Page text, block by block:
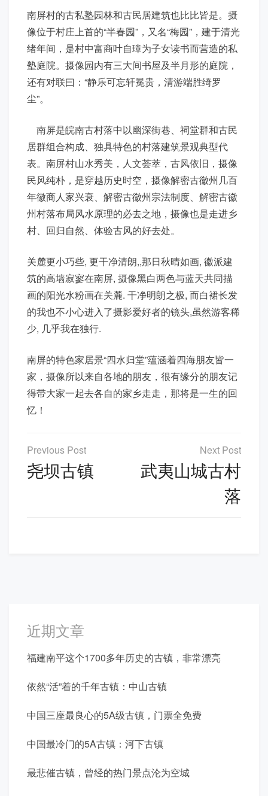
南屏村的古私塾园林和古民居建筑也比比皆是。摄
像位于村庄上首的“半春园”，又名“梅园”，建于清光
绪年间，是村中富商叶自璋为子女读书而营造的私
塾庭院。摄像园内有三大间书屋及半月形的庭院，
还有对联曰：“静乐可忘轩冕贵，清游端胜绮罗
尘”。
南屏是皖南古村落中以幽深街巷、祠堂群和古民
居群组合构成、独具特色的村落建筑景观典型代
表。南屏村山水秀美，人文荟萃，古风依旧，摄像
民风纯朴，是穿越历史时空，摄像解密古徽州几百
年徽商人家兴衰、解密古徽州宗法制度、解密古徽
州村落布局风水原理的必去之地，摄像也是走进乡
村、回归自然、体验古风的好去处。
关麓更小巧些, 更干净清朗,,那日秋晴如画, 徽派建
筑的高墙寂寥在南屏, 摄像黑白两色与蓝天共同描
画的阳光水粉画在关麓. 干净明朗之极, 而白裙长发
的我也不小心进入了摄影爱好者的镜头,虽然游客稀
少, 几乎我在独行.
南屏的特色家居景“四水归堂”蕴涵着四海朋友皆一
家，摄像所以来自各地的朋友，很有缘分的朋友记
得带大家一起去各自的家乡走走，那将是一生的回
忆！
文
章
导
尧坝古镇
武夷山城古村
落
近期文章
福建南平这个1700多年历史的古镇，非常漂亮
依然“活”着的千年古镇：中山古镇
中国三座最良心的5A级古镇，门票全免费
中国最冷门的5A古镇：河下古镇
最悲催古镇，曾经的热门景点沦为空城